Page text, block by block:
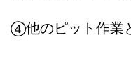
④他のピット作業